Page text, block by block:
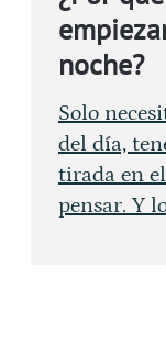
noche?
Solo
del día,
tirada en
pensar. Y